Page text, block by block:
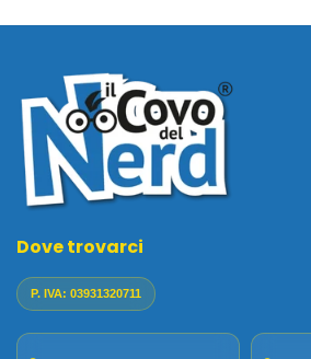
Dove trovarci
P. IVA: 03931320711